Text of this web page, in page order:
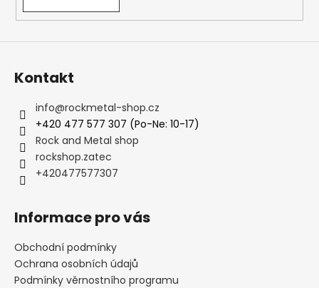
Kontakt
info@rockmetal-shop.cz
+420 477 577 307 (Po-Ne: 10-17)
Rock and Metal shop
rockshop.zatec
+420477577307
Informace pro vás
Obchodní podmínky
Ochrana osobních údajů
Podmínky věrnostního programu